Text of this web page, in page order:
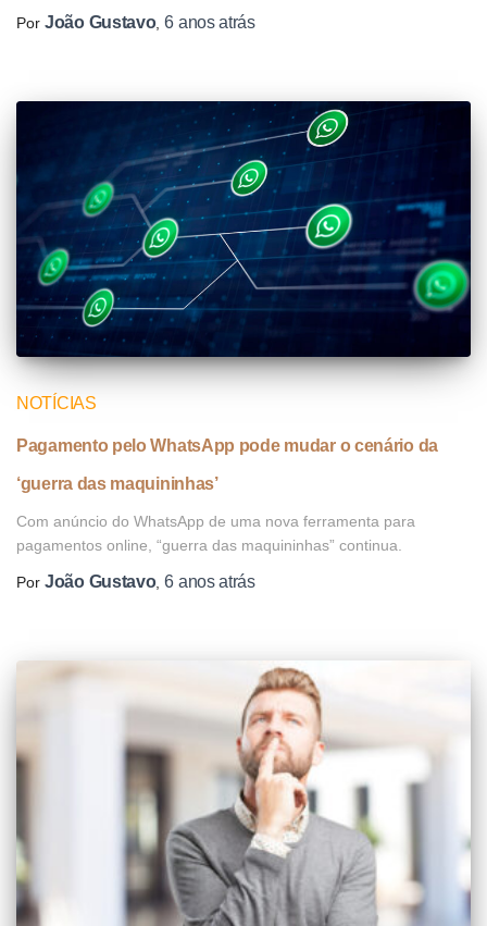
Por João Gustavo,6 anosatrás
NOTÍCIAS
Pagamento pelo WhatsApp pode mudar o cenário da
‘guerra das maquininhas’
Com anúncio do WhatsApp de uma nova ferramenta para
pagamentos online, “guerra das maquininhas” continua.
Por João Gustavo,6 anosatrás